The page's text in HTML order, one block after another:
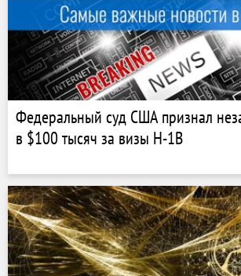
Федеральный суд США признал
в $100 тысяч за визы H-1B